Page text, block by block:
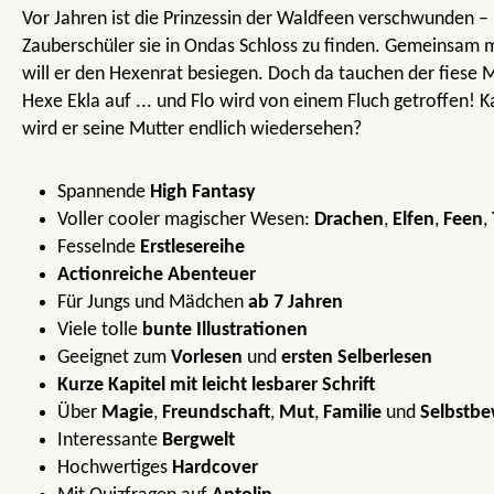
Vor Jahren ist die Prinzessin der Waldfeen verschwunden
Zauberschüler sie in Ondas Schloss zu finden. Gemeinsam
will er den Hexenrat besiegen. Doch da tauchen der fiese
Hexe Ekla auf ... und Flo wird von einem Fluch getroffen!
wird er seine Mutter endlich wiedersehen?
Spannende High Fantasy
Voller cooler magischer Wesen: Drachen, Elfen, Feen,
Fesselnde Erstlesereihe
Actionreiche Abenteuer
Für Jungs und Mädchen ab 7 Jahren
Viele tolle bunte Illustrationen
Geeignet zum Vorlesen und ersten Selberlesen
Kurze Kapitel mit leicht lesbarer Schrift
Über Magie, Freundschaft, Mut, Familie und
Interessante Bergwelt
Hochwertiges Hardcover